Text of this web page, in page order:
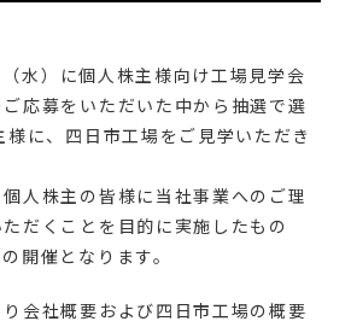
水）に個人株主様向け工場見学会
応募をいただいた中から抽選で選
に、四日市工場をご見学いただき
人株主の皆様に当社事業へのご理
だくことを目的に実施したもの
開催となります。
会社概要および四日市工場の概要